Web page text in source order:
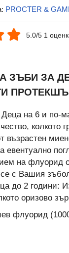
PROCTER &
5.0/5 1
ЗЪБИ ЗА
на 6 и по-
колкото
възрастен
евентуално
на флуорид
се с Вашия
до 2 години:
оризово
флуорид